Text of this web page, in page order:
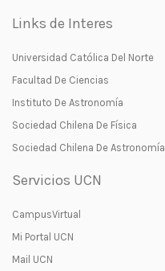
Links de Interes
Universidad Católica Del Norte
Facultad De Ciencias
Instituto De Astronomía
Sociedad Chilena De Física
Sociedad Chilena De Astronomía
Servicios UCN
CampusVirtual
Mi Portal UCN
Mail UCN